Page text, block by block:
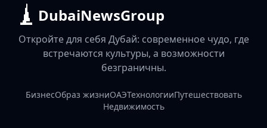
DubaiNewsGroup
Откройте для себя Дубай: современное чудо, где
встречаются культуры, а возможности
безграничны.
БизнесОбраз жизниОАЭТехнологииПутешествовать
Недвижимость